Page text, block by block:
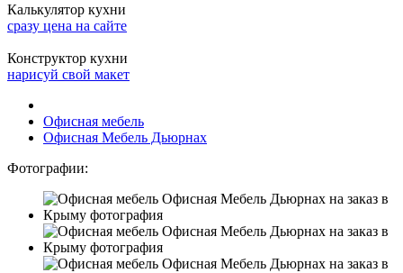
Калькулятор кухни
сразу цена на сайте
Конструктор кухни
нарисуй свой макет
Офисная мебель
Офисная Мебель Дьюрнах
Фотографии: